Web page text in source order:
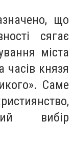
що
сягає
міста
часів князя
Саме
вибір